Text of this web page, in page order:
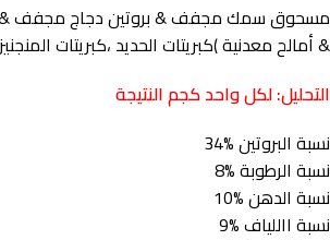
مسحوق سمك مجفف & بروتين دجاج مجفف & ذرة
& أمالح معدنية )كبريتات الحديد ،كبريتات
التحليل: لكل واحد كجم النتيجة
نسبة البروتين %34
نسبة الرطوبة %8
نسبة الدهن %10
نسبة االلياف %9